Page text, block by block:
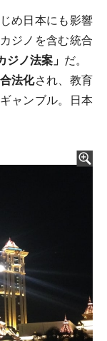
め日本にも影響
ジノを含む統合
ジノ法案」 だ。
法化され、教育
ャンブル。日本